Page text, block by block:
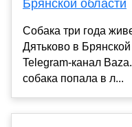
Брянской области
Собака три года
Дятьково в
Telegram-канал
собака попала в л...